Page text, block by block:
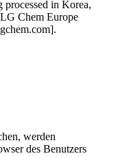
in Korea,
Chem Europe
werden
des Benutzers